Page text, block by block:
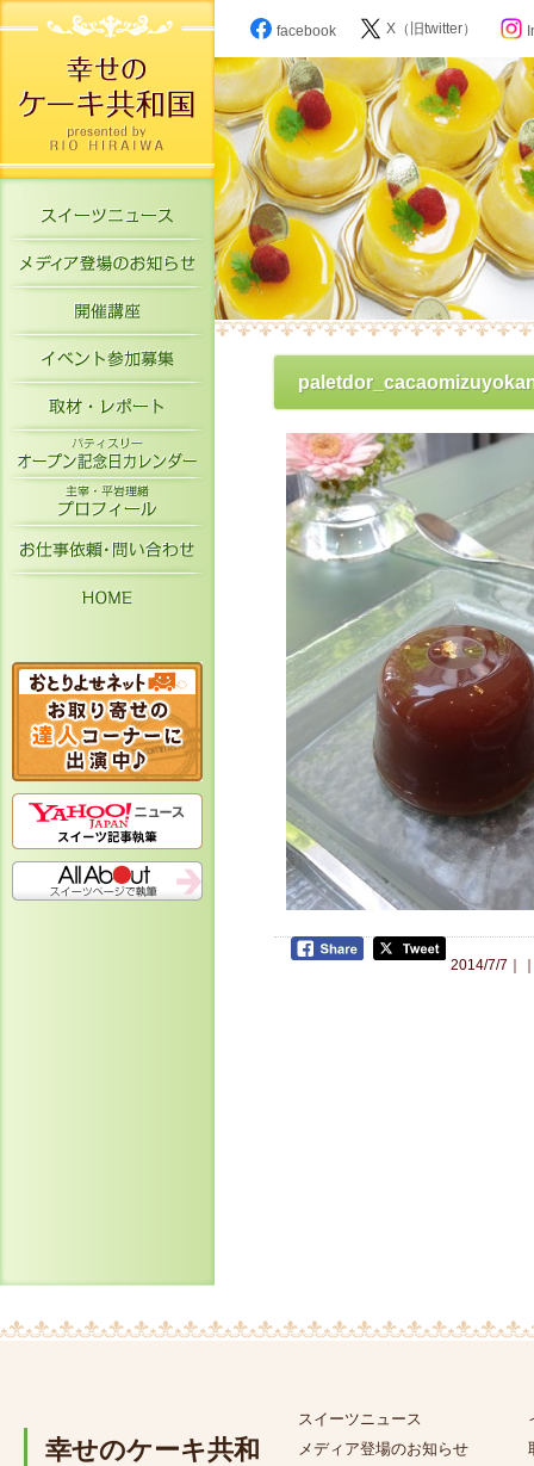
スイーツニュース
メディア登場のお知らせ
開催講座
イベント参加募集
取材・レポート
パティスリーオープン記念日カレン
主宰・平岩理緒プロフィール
お仕事依頼・お問い合わせ
facebook X（旧twitter）
2014/7/7｜
幸せのケーキ共和
スイーツニュース
メディア登場のお知らせ